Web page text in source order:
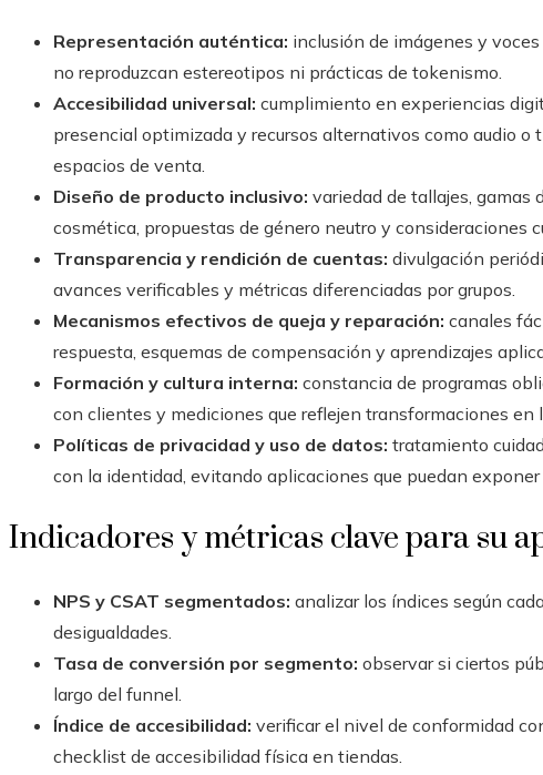
Representación auténtica: inclusión de imágenes y
no reproduzcan estereotipos ni prácticas de tokenismo.
Accesibilidad universal: cumplimiento en experiencias
presencial optimizada y recursos alternativos como audio
espacios de venta.
Diseño de producto inclusivo: variedad de tallajes,
cosmética, propuestas de género neutro y consideraciones
Transparencia y rendición de cuentas: divulgación
avances verificables y métricas diferenciadas por grupos.
Mecanismos efectivos de queja y reparación: canales
respuesta, esquemas de compensación y aprendizajes
Formación y cultura interna: constancia de programas
con clientes y mediciones que reflejen transformaciones en
Políticas de privacidad y uso de datos: tratamiento
con la identidad, evitando aplicaciones que puedan
Indicadores y métricas clave para su
NPS y CSAT segmentados: analizar los índices según
desigualdades.
Tasa de conversión por segmento: observar si ciertos
largo del funnel.
Índice de accesibilidad: verificar el nivel de conformidad
checklist de accesibilidad física en tiendas.